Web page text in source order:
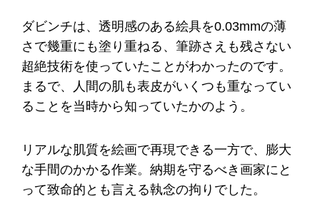
ダビンチは、透明感のある絵具を0.03mmの薄
さで幾重にも塗り重ねる、筆跡さえも残さない
超絶技術を使っていたことがわかったのです。
まるで、人間の肌も表皮がいくつも重なってい
ることを当時から知っていたかのよう。
リアルな肌質を絵画で再現できる一方で、膨大
な手間のかかる作業。納期を守るべき画家にと
って致命的とも言える執念の拘りでした。